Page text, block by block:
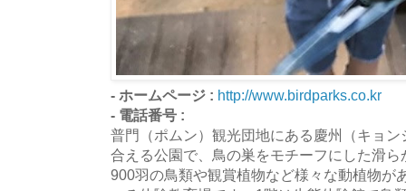
- ホームページ : http://www.birdparks.co.kr
- 電話番号 :
普門（ポムン）観光団地にある慶州（キョ
合える公園で、鳥の巣をモチーフにした滑
900羽の鳥類や観賞植物など様々な動植物が